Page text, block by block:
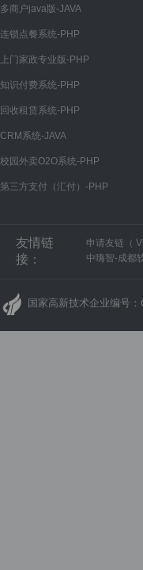
多商户java版-JAVA
连锁点餐系统-PHP
上门家政专业版-PHP
知识付费系统-PHP
回收租赁系统-PHP
CRM系统-JAVA
校园外卖O2O系统-PHP
第三方支付（汇付）-PHP
友情链
接：
申请友链（
中嗨智-成都
国家高新技术企业编号